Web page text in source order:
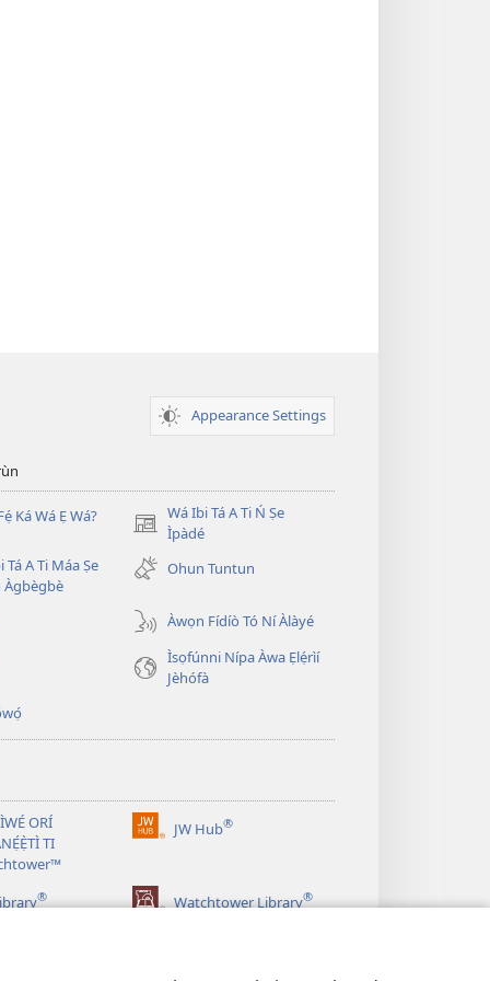
Appearance Settings
Ká Wá Ẹ Wá?
Wá Ibi Tá A Ti Ń Ṣe
Ìpàdé
(opens
new
window)
Tá A Ti Máa Ṣe
Àgbègbè
Ohun Tuntun
Àwọn Fídíò Tó Ní Àlàyé
Ìsọfúnni Nípa Àwa Ẹlẹ́rìí
Jèhófà
ORÍ
TI
JW Hub®
(opens
® Watchtower Library®